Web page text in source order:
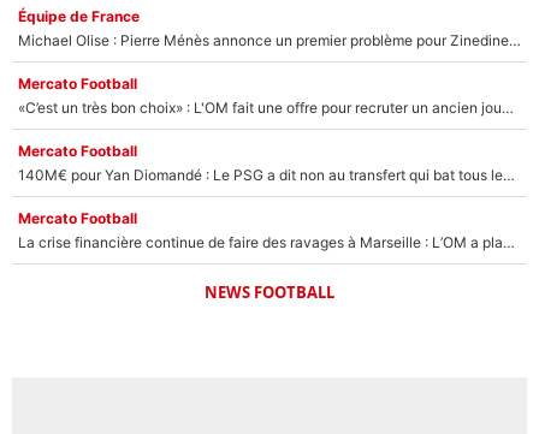
Équipe de France
Michael Olise : Pierre Ménès annonce un premier problème pour Zinedine Zidane en équipe de France
Mercato Football
«C’est un très bon choix» : L'OM fait une offre pour recruter un ancien joueur du PSG... et c'est validé dans l'After Foot !
Mercato Football
140M€ pour Yan Diomandé : Le PSG a dit non au transfert qui bat tous les records sur le mercato
Mercato Football
La crise financière continue de faire des ravages à Marseille : L’OM a placé 12 joueurs sur le marché des transferts… et ça pourrait lui rapporter près de 100M€ !
NEWS FOOTBALL